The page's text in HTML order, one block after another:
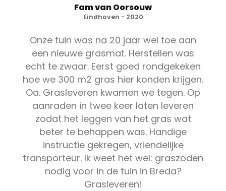
Fam van Oorsouw
Eindhoven - 2020
Onze tuin was na 20 jaar wel toe aan
een nieuwe grasmat. Herstellen was
echt te zwaar. Eerst goed rondgekeken
hoe we 300 m2 gras hier konden krijgen.
Oa. Grasleveren kwamen we tegen. Op
aanraden in twee keer laten leveren
zodat het leggen van het gras wat
beter te behappen was. Handige
instructie gekregen, vriendelijke
transporteur. Ik weet het wel: graszoden
nodig voor in de tuin in Breda?
Grasleveren!